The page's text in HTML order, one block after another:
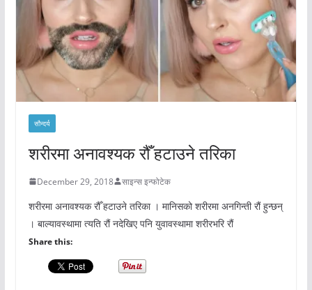
सौन्दर्य
शरीरमा अनावश्यक रौँ हटाउने तरिका
December 29, 2018 साइन्स इन्फोटेक
शरीरमा अनावश्यक रौँ हटाउने तरिका । मानिसको शरीरमा अनगिन्ती रौं हुन्छन्
। बाल्यावस्थामा त्यति रौं नदेखिए पनि युवावस्थामा शरीरभरि रौं
Share this: